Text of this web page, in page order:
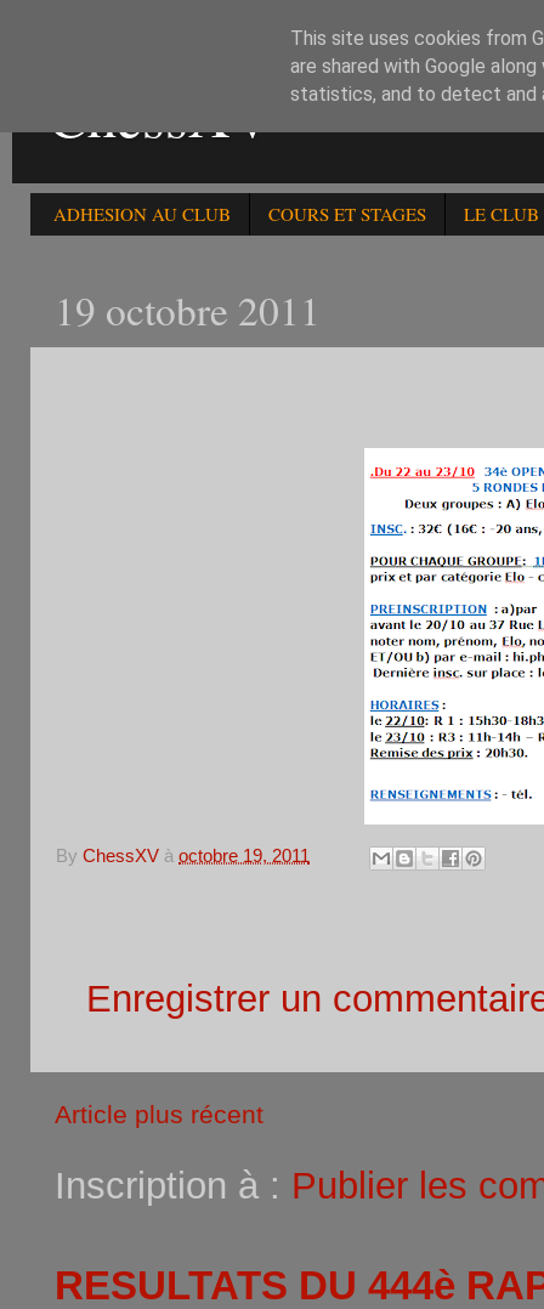
ChessXV
ADHESION AU CLUB COURS ET STAGES LE CLUB
19 octobre 2011
By ChessXV à octobre 19, 2011
Enregistrer un
Article plus récent
Inscription à : Publier les
RESULTATS DU 444è
This site uses cookies from
are shared with Google
statistics, and to detect and